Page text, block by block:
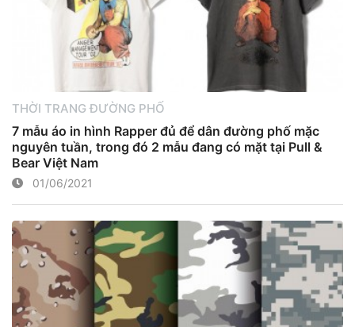
THỜI TRANG ĐƯỜNG PHỐ
7 mẫu áo in hình Rapper đủ để dân đường phố mặc
nguyên tuần, trong đó 2 mẫu đang có mặt tại Pull &
Bear Việt Nam
01/06/2021